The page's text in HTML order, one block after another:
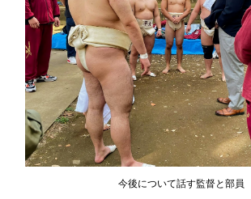
今後について話す監督と部員